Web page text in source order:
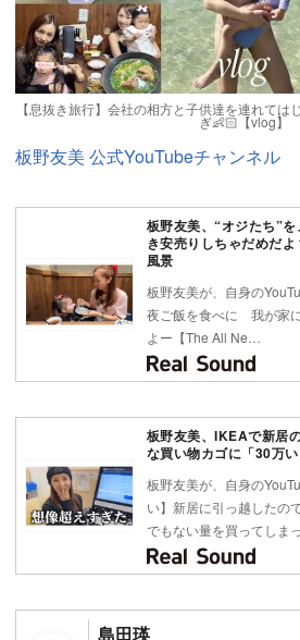
【息抜き旅行】会社の相方と子供達を連れて
ぎ👶🏻【vlog】
板野友美 公式YouTubeチャンネル
板野友美、“オジたち”
き安売りしちゃだめだ
風景
板野友美が、自身の
夜ご飯を食べに 我が家
よー【The All Ne…
板野友美、IKEAで新居
な買い物カゴに「30万い
板野友美が、自身の
い】新居に引っ越したの
でもない量を買ってしま
島田瑛